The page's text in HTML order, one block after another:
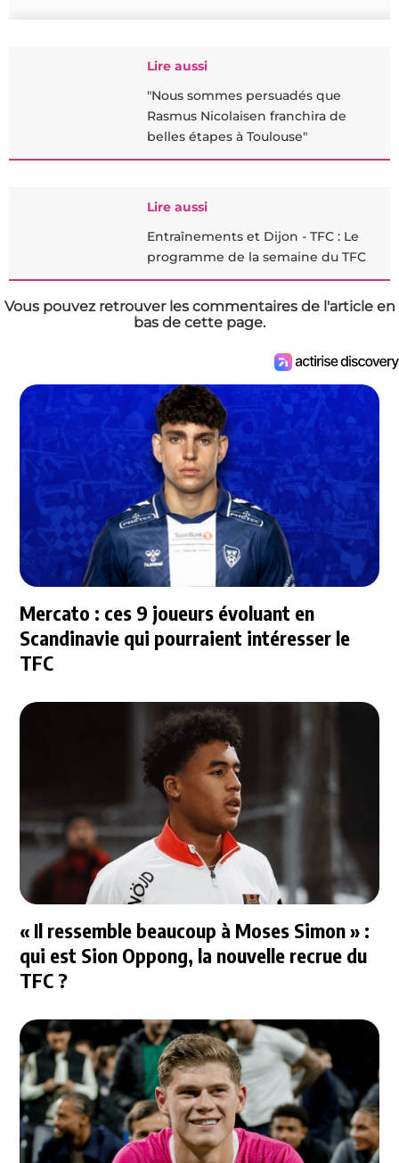
Lire aussi
"Nous sommes persuadés que
Rasmus Nicolaisen franchira de
belles étapes à Toulouse"
Lire aussi
Entraînements et Dijon - TFC : Le
programme de la semaine du TFC
Vous pouvez retrouver les commentaires de l'article en
bas de cette page.
Mercato : ces 9 joueurs évoluant en
Scandinavie qui pourraient intéresser le
TFC
« Il ressemble beaucoup à Moses Simon » :
qui est Sion Oppong, la nouvelle recrue du
TFC ?